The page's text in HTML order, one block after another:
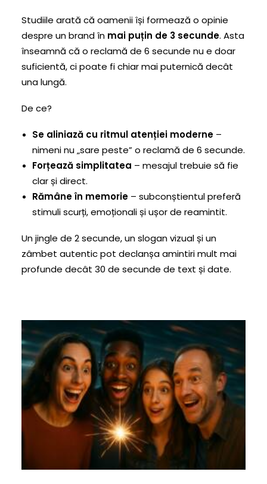
Studiile arată că oamenii își formează o opinie
despre un brand în mai puțin de 3 secunde. Asta
înseamnă că o reclamă de 6 secunde nu e doar
suficientă, ci poate fi chiar mai puternică decât
una lungă.
De ce?
Se aliniază cu ritmul atenției moderne –
nimeni nu „sare peste” o reclamă de 6 secunde.
Forțează simplitatea – mesajul trebuie să fie
clar și direct.
Rămâne în memorie – subconștientul preferă
stimuli scurți, emoționali și ușor de reamintit.
Un jingle de 2 secunde, un slogan vizual și un
zâmbet autentic pot declanșa amintiri mult mai
profunde decât 30 de secunde de text și date.